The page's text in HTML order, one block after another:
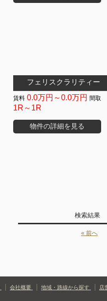
フェリスクラリティー
0.0万円～0.0万円
1R～1R
物件の詳細を見る
検索結
« 前へ
会社概要 地域・路線から探す 店